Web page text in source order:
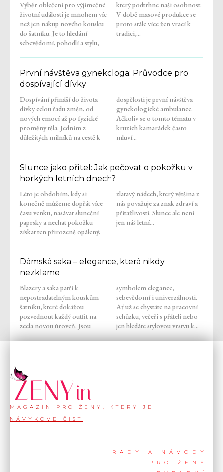
Výběr oblečení pro výjimečné
životní události je mnohem víc
než jen nákup nového kousku
do šatníku. Je to hledání
sebevědomí, pohodlí a stylu,
který podtrhne naši osobnost.
V době masové produkce se
proto stále více žen vrací k
tradici,...
První návštěva gynekologa: Průvodce pro
dospívající dívky
Dospívání přináší do života
dívky celou řadu změn, od
nových emocí až po fyzické
proměny těla. Jedním z
důležitých milníků na cestě k
dospělosti je první návštěva
gynekologické ambulance.
Ačkoliv se o tomto tématu v
kruzích kamarádek často
mluví...
Slunce jako přítel: Jak pečovat o pokožku v
horkých letních dnech?
Léto je obdobím, kdy si
konečně můžeme dopřát více
času venku, nasávat sluneční
paprsky a nechat pokožku
získat ten přirozeně opálený,
zlatavý nádech, který většina z
nás považuje za znak zdraví a
přitažlivosti. Slunce ale není
jen náš letní...
Dámská saka – elegance, která nikdy
nezklame
Blazery a saka patří k
nepostradatelným kouskům
šatníku, které dokážou
pozvednout každý outfit na
zcela novou úroveň. Jsou
symbolem elegance,
sebevědomí i univerzálnosti.
Ať už se chystáte na pracovní
schůzku, večeři s přáteli nebo
jen hledáte stylovou vrstvu k...
MAGAZÍN PRO ŽENY, KTERÝ JE
NÁVYKOVÉ ČÍST
RADY A NÁVODY
PRO ŽENY